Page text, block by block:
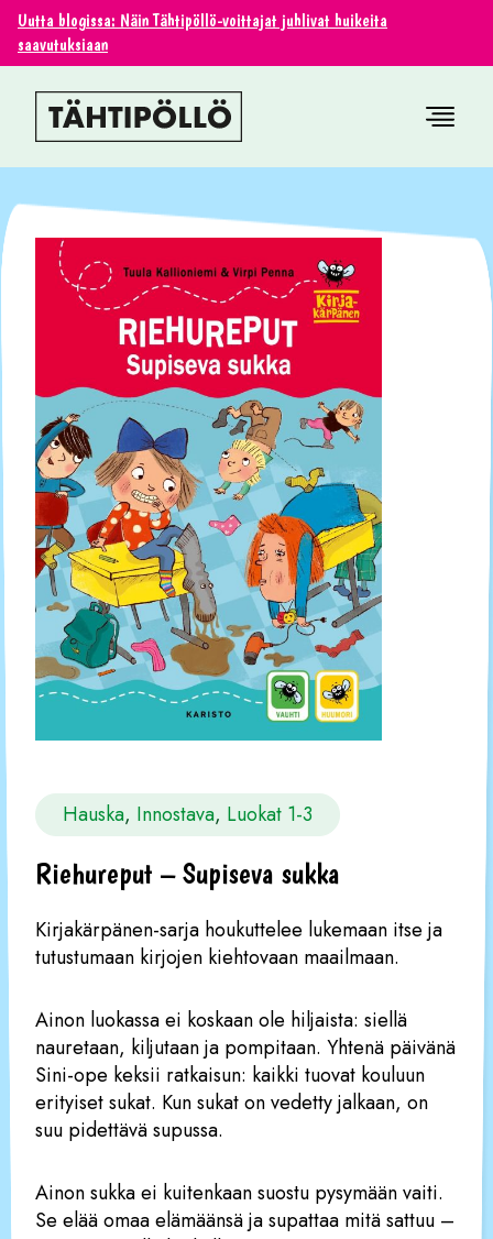
Uutta blogissa: Näin Tähtipöllö-voittajat juhlivat huikeita
saavutuksiaan
Hauska, Innostava, Luokat 1-3
Riehureput – Supiseva sukka
Kirjakärpänen-sarja houkuttelee lukemaan itse ja
tutustumaan kirjojen kiehtovaan maailmaan.
Ainon luokassa ei koskaan ole hiljaista: siellä
nauretaan, kiljutaan ja pompitaan. Yhtenä päivänä
Sini-ope keksii ratkaisun: kaikki tuovat kouluun
erityiset sukat. Kun sukat on vedetty jalkaan, on
suu pidettävä supussa.
Ainon sukka ei kuitenkaan suostu pysymään vaiti.
Se elää omaa elämäänsä ja supattaa mitä sattuu –